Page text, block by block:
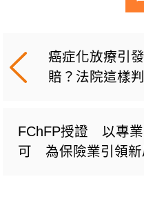
癌症化放療引
賠？法院這樣判
FChFP授證 以專業
可 為保險業引領新